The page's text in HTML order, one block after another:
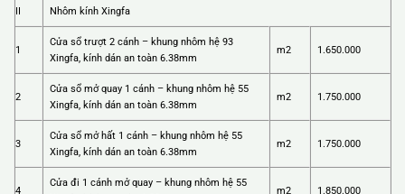
II Nhôm kính Xingfa
1
Cửa sổ trượt 2 cánh – khung nhôm hệ 93
Xingfa, kính dán an toàn 6.38mm
m2 1.650.000
2
Cửa sổ mở quay 1 cánh – khung nhôm hệ 55
Xingfa, kính dán an toàn 6.38mm
m2 1.750.000
3
Cửa sổ mở hất 1 cánh – khung nhôm hệ 55
Xingfa, kính dán an toàn 6.38mm
m2 1.750.000
4
Cửa đi 1 cánh mở quay – khung nhôm hệ 55
m2 1.850.000